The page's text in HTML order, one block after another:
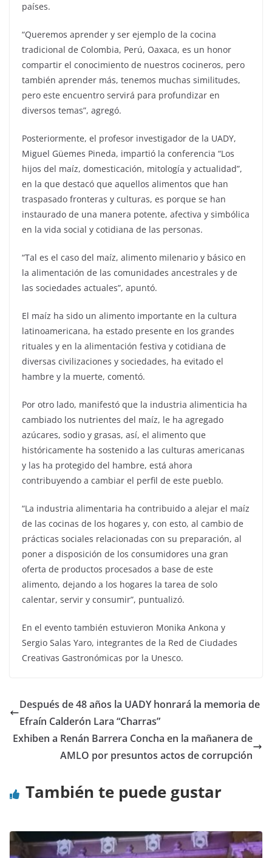
países.
“Queremos aprender y ser ejemplo de la cocina
tradicional de Colombia, Perú, Oaxaca, es un honor
compartir el conocimiento de nuestros cocineros, pero
también aprender más, tenemos muchas similitudes,
pero este encuentro servirá para profundizar en
diversos temas”, agregó.
Posteriormente, el profesor investigador de la UADY,
Miguel Güemes Pineda, impartió la conferencia “Los
hijos del maíz, domesticación, mitología y actualidad”,
en la que destacó que aquellos alimentos que han
traspasado fronteras y culturas, es porque se han
instaurado de una manera potente, afectiva y simbólica
en la vida social y cotidiana de las personas.
“Tal es el caso del maíz, alimento milenario y básico en
la alimentación de las comunidades ancestrales y de
las sociedades actuales”, apuntó.
El maíz ha sido un alimento importante en la cultura
latinoamericana, ha estado presente en los grandes
rituales y en la alimentación festiva y cotidiana de
diversas civilizaciones y sociedades, ha evitado el
hambre y la muerte, comentó.
Por otro lado, manifestó que la industria alimenticia ha
cambiado los nutrientes del maíz, le ha agregado
azúcares, sodio y grasas, así, el alimento que
históricamente ha sostenido a las culturas americanas
y las ha protegido del hambre, está ahora
contribuyendo a cambiar el perfil de este pueblo.
“La industria alimentaria ha contribuido a alejar el maíz
de las cocinas de los hogares y, con esto, al cambio de
prácticas sociales relacionadas con su preparación, al
poner a disposición de los consumidores una gran
oferta de productos procesados a base de este
alimento, dejando a los hogares la tarea de solo
calentar, servir y consumir”, puntualizó.
En el evento también estuvieron Monika Ankona y
Sergio Salas Yaro, integrantes de la Red de Ciudades
Creativas Gastronómicas por la Unesco.
Después de 48 años la UADY honrará la memoria de
Efraín Calderón Lara “Charras”
Exhiben a Renán Barrera Concha en la mañanera de
AMLO por presuntos actos de corrupción
También te puede gustar